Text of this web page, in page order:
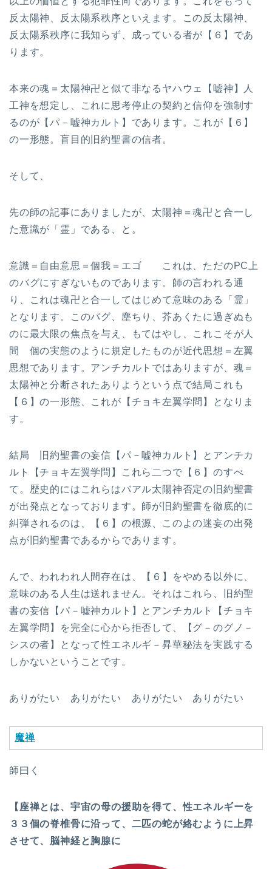
反太陽神、反太陽系秩序といえます。この反太陽神、
反太陽系秩序に我知らず、成っている者が【６】であ
ります。
本来の魂＝太陽神卍と似て非なるヤハウェ【嘘神】人
工神を想定し、これに思考停止の契約と信仰を強制す
るのが【パ－嘘神カルト】であります。これが【６】
の一形態。盲目的旧約聖書の信者。
そして、
先の師の記事にありましたが、太陽神＝魂卍と合一し
た意識が「霊」である、と。
意識＝自由意思＝個我＝エゴ これは、ただのPC上
のバグにすぎないものであります。師の言われる通
り、これは魂卍と合一してはじめて意味のある「霊」
となります。このバグ、塵ちり、芥あくたに過ぎぬも
のに最大限の焦点を与え、もてはやし、これこそが人
間 個の実態のように規定したものが近代思想＝左翼
思想であります。アンチカルトではありますが、魂＝
太陽神と分断されたありようという点で結局これも
【６】の一形態、これが【チョキ左翼学問】となりま
す。
結局 旧約聖書の妄信【パ－嘘神カルト】とアンチカ
ルト【チョキ左翼学問】これら二つで【６】のすべ
て。歴史的にはこれらはバアル太陽神否定の旧約聖書
が出発点となっております。師が旧約聖書を徹底的に
糾弾されるのは、【６】の根源、このよの迷妄の出発
点が旧約聖書であるからであります。
んで、われわれ人間存在は、【６】をやめる以外に、
意味のある人生は送れません。それはこれら、旧約聖
書の妄信【パ－嘘神カルト】とアンチカルト【チョキ
左翼学問】を完全に心から拒否して、【グ－のグノ－
シスの者】となって性エネルギ－昇華秘法を実践する
しかないということです。
ありがたい ありがたい ありがたい ありがたい
魔禅
師曰く
【座禅とは、宇宙の母の援助を得て、性エネルギーを
３３個の脊椎骨に沿って、二匹の蛇が絡むように上昇
させて、脳神経と胸腺に